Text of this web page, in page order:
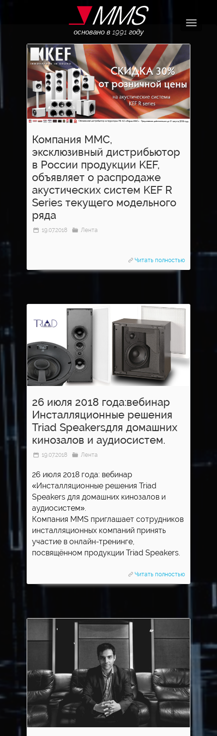
основано в 1991 году
Компания ММС,
эксклюзивный дистрибьютор
в России продукции KEF,
объявляет о распродаже
акустических систем KEF R
Series текущего модельного
ряда
19.07.2018 Лента
Читать полностью
26 июля 2018 года:вебинар
Инсталляционные решения
Triad Speakersдля домашних
кинозалов и аудиосистем.
19.07.2018 Лента
26 июля 2018 года: вебинар
«Инсталляционные решения Triad
Speakers для домашних кинозалов и
аудиосистем».
Компания MMS приглашает сотрудников
инсталляционных компаний принять
участие в онлайн-тренинге,
посвящённом продукции Triad Speakers.
Читать полностью